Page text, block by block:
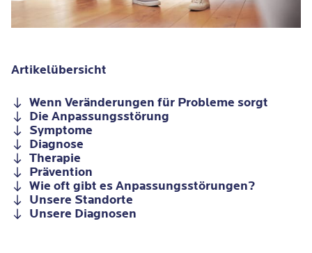
Artikelübersicht
Wenn Veränderungen für Probleme sorgt
Die Anpassungsstörung
Symptome
Diagnose
Therapie
Prävention
Wie oft gibt es Anpassungsstörungen?
Unsere Standorte
Unsere Diagnosen